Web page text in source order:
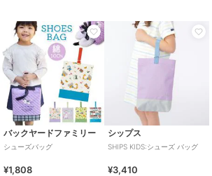
バックヤードファミリー
シューズバッグ
¥1,808
シップス
SHIPS KIDS:シューズ バッグ
¥3,410